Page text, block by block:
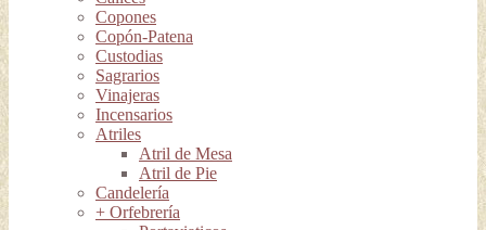
Copones
Copón-Patena
Custodias
Sagrarios
Vinajeras
Incensarios
Atriles
Atril de Mesa
Atril de Pie
Candelería
+ Orfebrería